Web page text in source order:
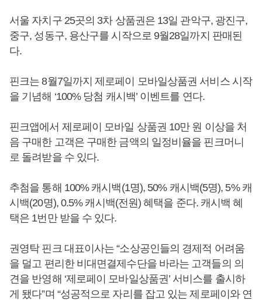
서울 자치구 25곳의 3차 상품권은 13일 관악구, 광진구,
중구, 성동구, 용산구를 시작으로 9월28일까지 판매된
다.
핀크는 8월7일까지 제로페이 모바일상품권 서비스 시작
을 기념해 ‘100% 당첨 캐시백’ 이벤트를 연다.
핀크앱에서 제로페이 모바일 상품권 10만 원 이상을 처
음 구매한 고객은 구매한 금액의 일정비율을 핀크머니
로 돌려받을 수 있다.
추첨을 통해 100% 캐시백(1명), 50% 캐시백(5명), 5% 캐
시백(20명), 0.5% 캐시백(전원) 혜택을 준다. 캐시백 혜
택은 1번만 받을 수 있다.
권영탁 핀크 대표이사는 “소상공인들의 경제적 어려움
을 덜고 편리한 비대면결제수단을 바라는 고객들의 의
견을 반영해 ‘제로페이 모바일상품권’ 서비스를 출시하
게 됐다”며 “성공적으로 자리를 잡고 있는 제로페이와 연